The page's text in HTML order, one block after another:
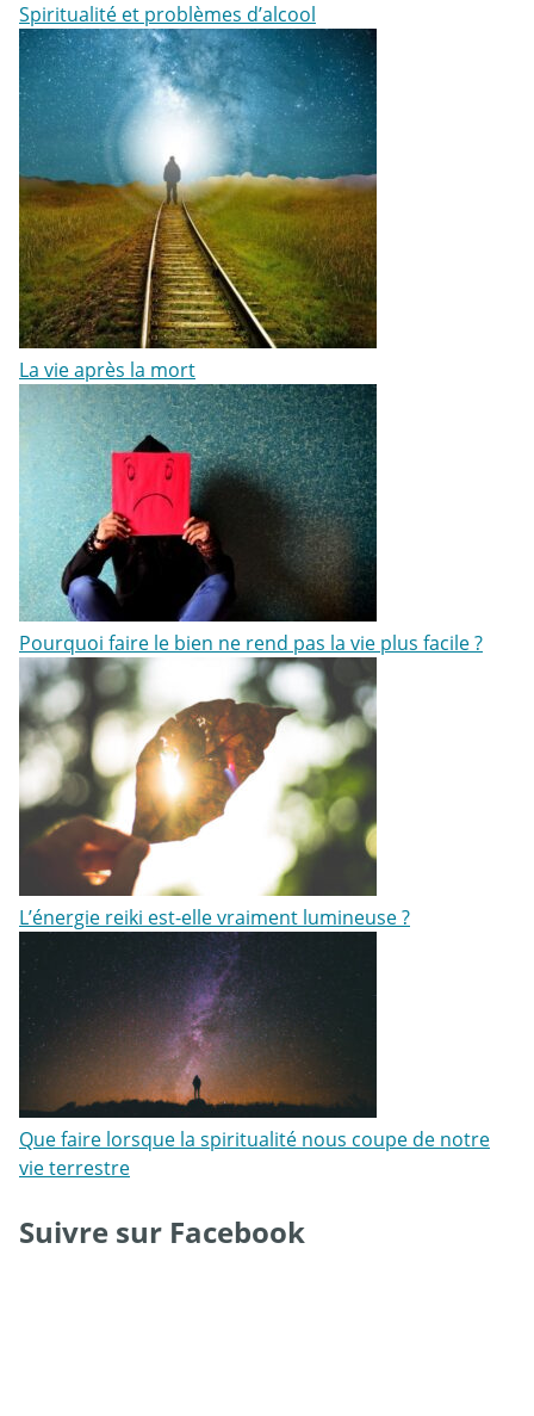
Spiritualité et problèmes d’alcool
La vie après la mort
Pourquoi faire le bien ne rend pas la vie plus facile ?
L’énergie reiki est-elle vraiment lumineuse ?
Que faire lorsque la spiritualité nous coupe de notre
vie terrestre
Suivre sur Facebook